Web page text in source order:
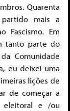
Quarenta
mais a
Fascismo. Em
tanto parte do
Comunidade
eu deixei uma
lições de
de começar a
eleitoral e /ou